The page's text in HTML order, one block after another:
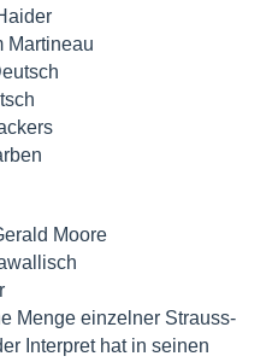
Martineau
Moore
Menge einzelner Strauss-
Interpret hat in seinen